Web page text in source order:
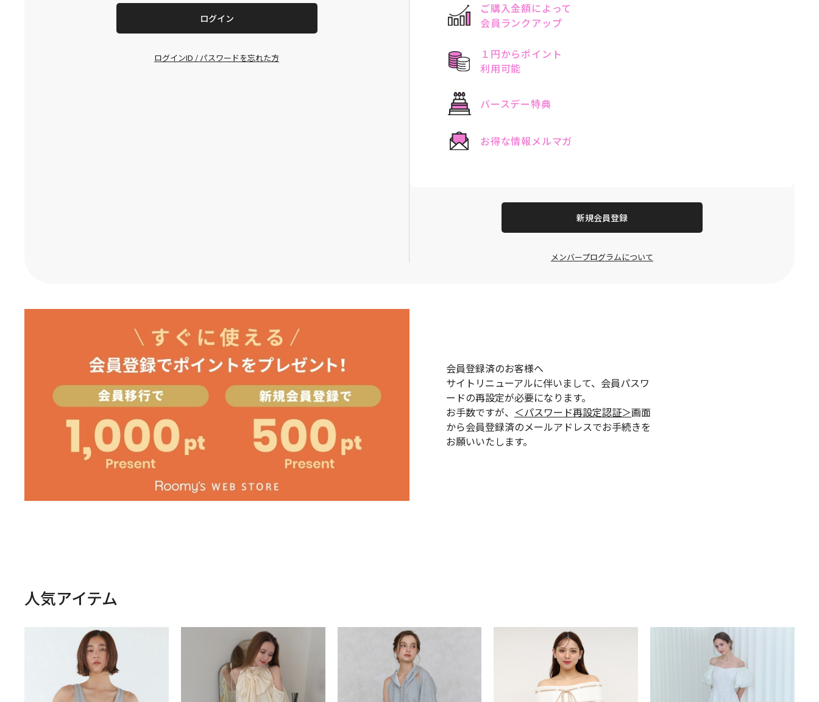
ログイン
ログインID / パスワードを忘れた方
ご購入金額によって
会員ランクアップ
１円からポイント
利用可能
バースデー特典
お得な情報メルマガ
新規会員登録
メンバープログラムについて
会員登録済のお客様へ
サイトリニューアルに伴いまして、会員パスワ
ードの再設定が必要になります。
お手数ですが、 ＜パスワード再設定認証＞画面
から会員登録済のメールアドレスでお手続きを
お願いいたします。
人気アイテム